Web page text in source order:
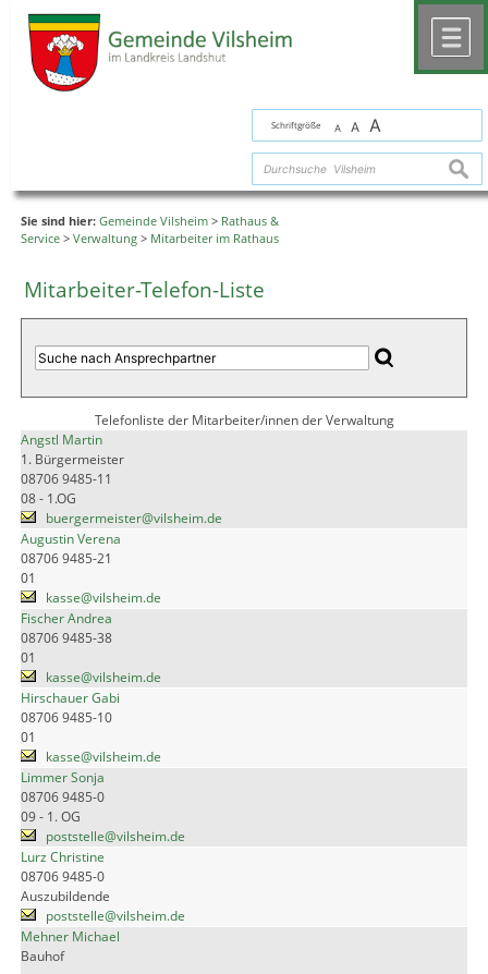
Schriftgröße A A A
Sie sind hier: Gemeinde Vilsheim > Rathaus &
Service > Verwaltung > Mitarbeiter im Rathaus
Mitarbeiter-Telefon-Liste
Telefonliste der Mitarbeiter/innen der Verwaltung
Angstl Martin
1. Bürgermeister
08706 9485-11
08 - 1.OG
buergermeister@vilsheim.de
Augustin Verena
08706 9485-21
01
kasse@vilsheim.de
Fischer Andrea
08706 9485-38
01
kasse@vilsheim.de
Hirschauer Gabi
08706 9485-10
01
kasse@vilsheim.de
Limmer Sonja
08706 9485-0
09 - 1. OG
poststelle@vilsheim.de
Lurz Christine
08706 9485-0
Auszubildende
poststelle@vilsheim.de
Mehner Michael
Bauhof